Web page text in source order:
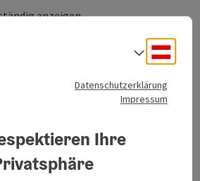
anzeigen
Datenschutzerklärung
Impressum
Ihre